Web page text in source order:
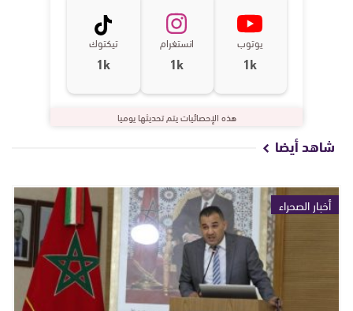
يوتوب
1k
انستغرام
1k
تيكتوك
1k
هذه الإحصائيات يتم تحديثها يوميا
شاهد أيضا
أخبار الصحراء